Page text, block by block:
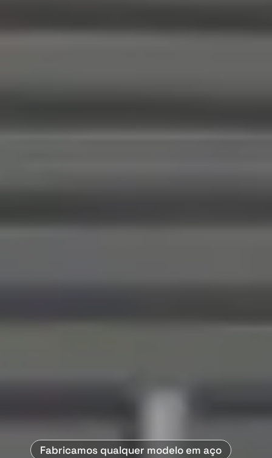
Fabricamos qualquer modelo em aço